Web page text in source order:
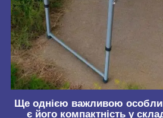
Ще однією важливою
є його компактність у